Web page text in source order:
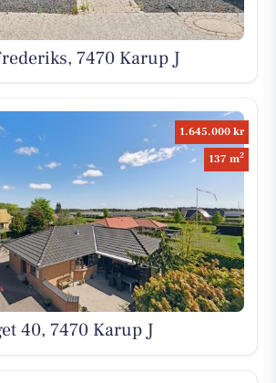
7470 Karup J
1.645.000 kr
137 m2
40, 7470 Karup J